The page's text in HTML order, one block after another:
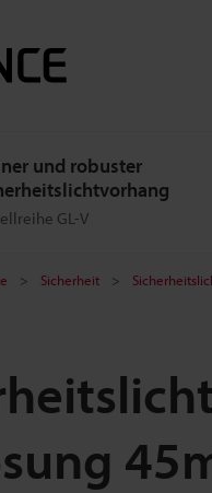
und robuster
GL-V
Sicherheit